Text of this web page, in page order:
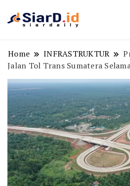
Home INFRASTRUKTUR
Jalan Tol Trans Sumatera